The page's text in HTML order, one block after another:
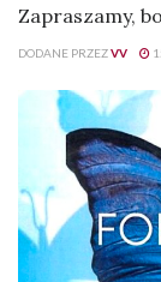
Zapraszamy,
DODANE PRZEZVV